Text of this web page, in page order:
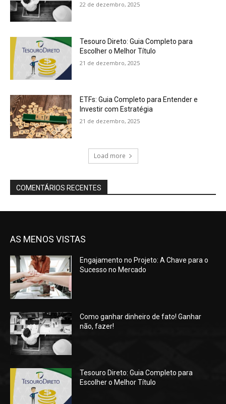
22 de dezembro, 2025
Tesouro Direto: Guia Completo para
Escolher o Melhor Título
21 de dezembro, 2025
ETFs: Guia Completo para Entender e
Investir com Estratégia
21 de dezembro, 2025
Load more
COMENTÁRIOS RECENTES
AS MENOS VISTAS
Engajamento no Projeto: A Chave para o
Sucesso no Mercado
Como ganhar dinheiro de fato! Ganhar
não, fazer!
Tesouro Direto: Guia Completo para
Escolher o Melhor Título